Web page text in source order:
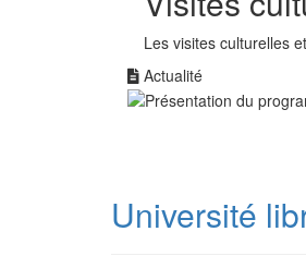
Les visites culturelles
Actualité
Université